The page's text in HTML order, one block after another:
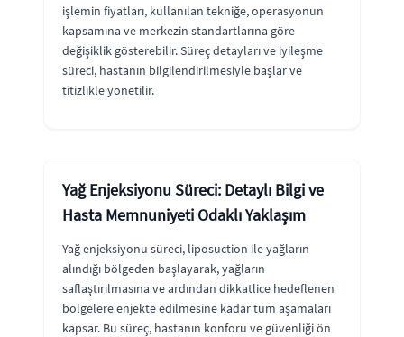
işlemin fiyatları, kullanılan tekniğe, operasyonun
kapsamına ve merkezin standartlarına göre
değişiklik gösterebilir. Süreç detayları ve iyileşme
süreci, hastanın bilgilendirilmesiyle başlar ve
titizlikle yönetilir.
Yağ Enjeksiyonu Süreci: Detaylı Bilgi ve
Hasta Memnuniyeti Odaklı Yaklaşım
Yağ enjeksiyonu süreci, liposuction ile yağların
alındığı bölgeden başlayarak, yağların
saflaştırılmasına ve ardından dikkatlice hedeflenen
bölgelere enjekte edilmesine kadar tüm aşamaları
kapsar. Bu süreç, hastanın konforu ve güvenliği ön